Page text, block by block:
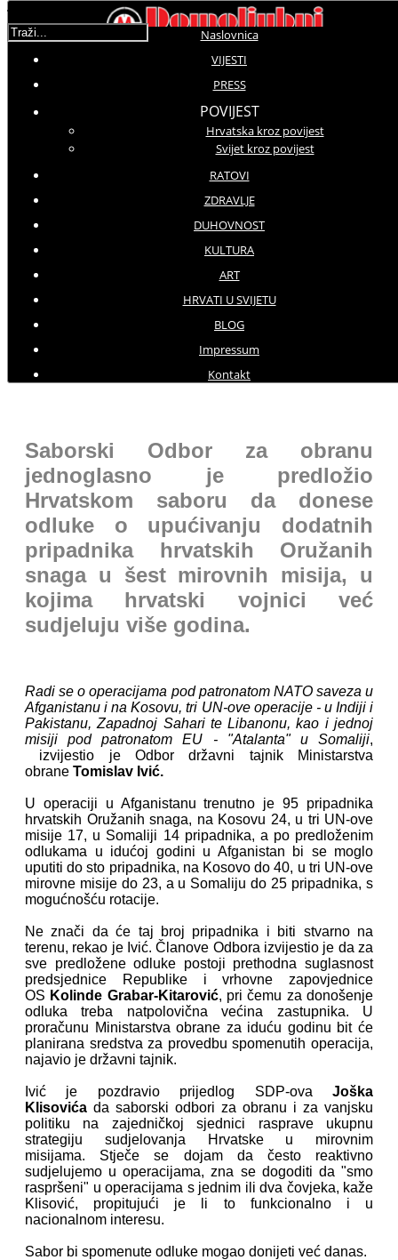
Naslovnica
VIJESTI
PRESS
POVIJEST
Hrvatska kroz povijest
Svijet kroz povijest
RATOVI
ZDRAVLJE
DUHOVNOST
KULTURA
ART
HRVATI U SVIJETU
BLOG
Impressum
Kontakt
Traži...
Molimo ocijenite
Petak, 25 Studeni 2016 12:10
Pod patronatom NATO saveza
Hrvatski vojnici i dalje u šest
Saborski Odbor za obranu
jednoglasno je predložio
Hrvatskom saboru da donese
odluke o upućivanju dodatnih
pripadnika hrvatskih Oružanih
snaga u šest mirovnih misija, u
kojima hrvatski vojnici već
sudjeluju više godina.
Radi se o operacijama pod patronatom NATO saveza u
Afganistanu i na Kosovu, tri UN-ove operacije - u Indiji i
Pakistanu, Zapadnoj Sahari te Libanonu, kao i jednoj
misiji pod patronatom EU - "Atalanta" u Somaliji,
izvijestio je Odbor državni tajnik Ministarstva
obrane Tomislav Ivić.
U operaciji u Afganistanu trenutno je 95 pripadnika
hrvatskih Oružanih snaga, na Kosovu 24, u tri UN-ove
misije 17, u Somaliji 14 pripadnika, a po predloženim
odlukama u idućoj godini u Afganistan bi se moglo
uputiti do sto pripadnika, na Kosovo do 40, u tri UN-ove
mirovne misije do 23, a u Somaliju do 25 pripadnika, s
mogućnošću rotacije.
Ne znači da će taj broj pripadnika i biti stvarno na
terenu, rekao je Ivić. Članove Odbora izvijestio je da za
sve predložene odluke postoji prethodna suglasnost
predsjednice Republike i vrhovne zapovjednice
OS Kolinde Grabar-Kitarović, pri čemu za donošenje
odluka treba natpolovična većina zastupnika. U
proračunu Ministarstva obrane za iduću godinu bit će
planirana sredstva za provedbu spomenutih operacija,
najavio je državni tajnik.
Ivić je pozdravio prijedlog SDP-ova Joška
Klisovića da saborski odbori za obranu i za vanjsku
politiku na zajedničkoj sjednici rasprave ukupnu
strategiju sudjelovanja Hrvatske u mirovnim
misijama. Stječe se dojam da često reaktivno
sudjelujemo u operacijama, zna se dogoditi da "smo
raspršeni" u operacijama s jednim ili dva čovjeka, kaže
Klisović, propitujući je li to funkcionalno i u
nacionalnom interesu.
Sabor bi spomenute odluke mogao donijeti već danas.